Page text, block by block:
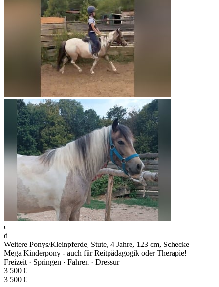
c
d
Weitere Ponys/Kleinpferde, Stute, 4 Jahre, 123 cm, Schecke
Mega Kinderpony - auch für Reitpädagogik oder Therapie!
Freizeit · Springen · Fahren · Dressur
3 500 €
3 500 €